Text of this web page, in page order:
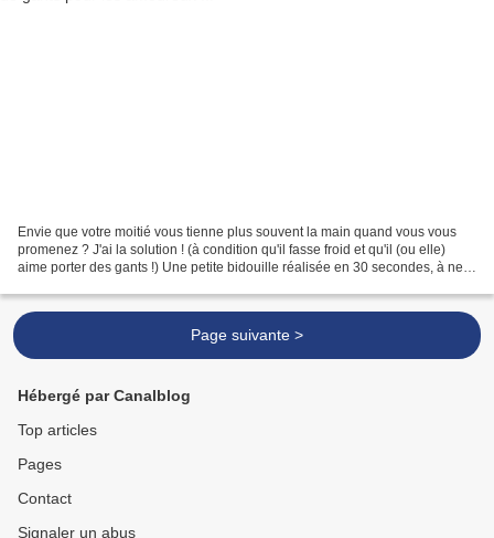
Envie que votre moitié vous tienne plus souvent la main quand vous vous
promenez ? J'ai la solution ! (à condition qu'il fasse froid et qu'il (ou elle)
aime porter des gants !) Une petite bidouille réalisée en 30 secondes, à ne
Page suivante >
Hébergé par Canalblog
Top articles
Pages
Contact
Signaler un abus